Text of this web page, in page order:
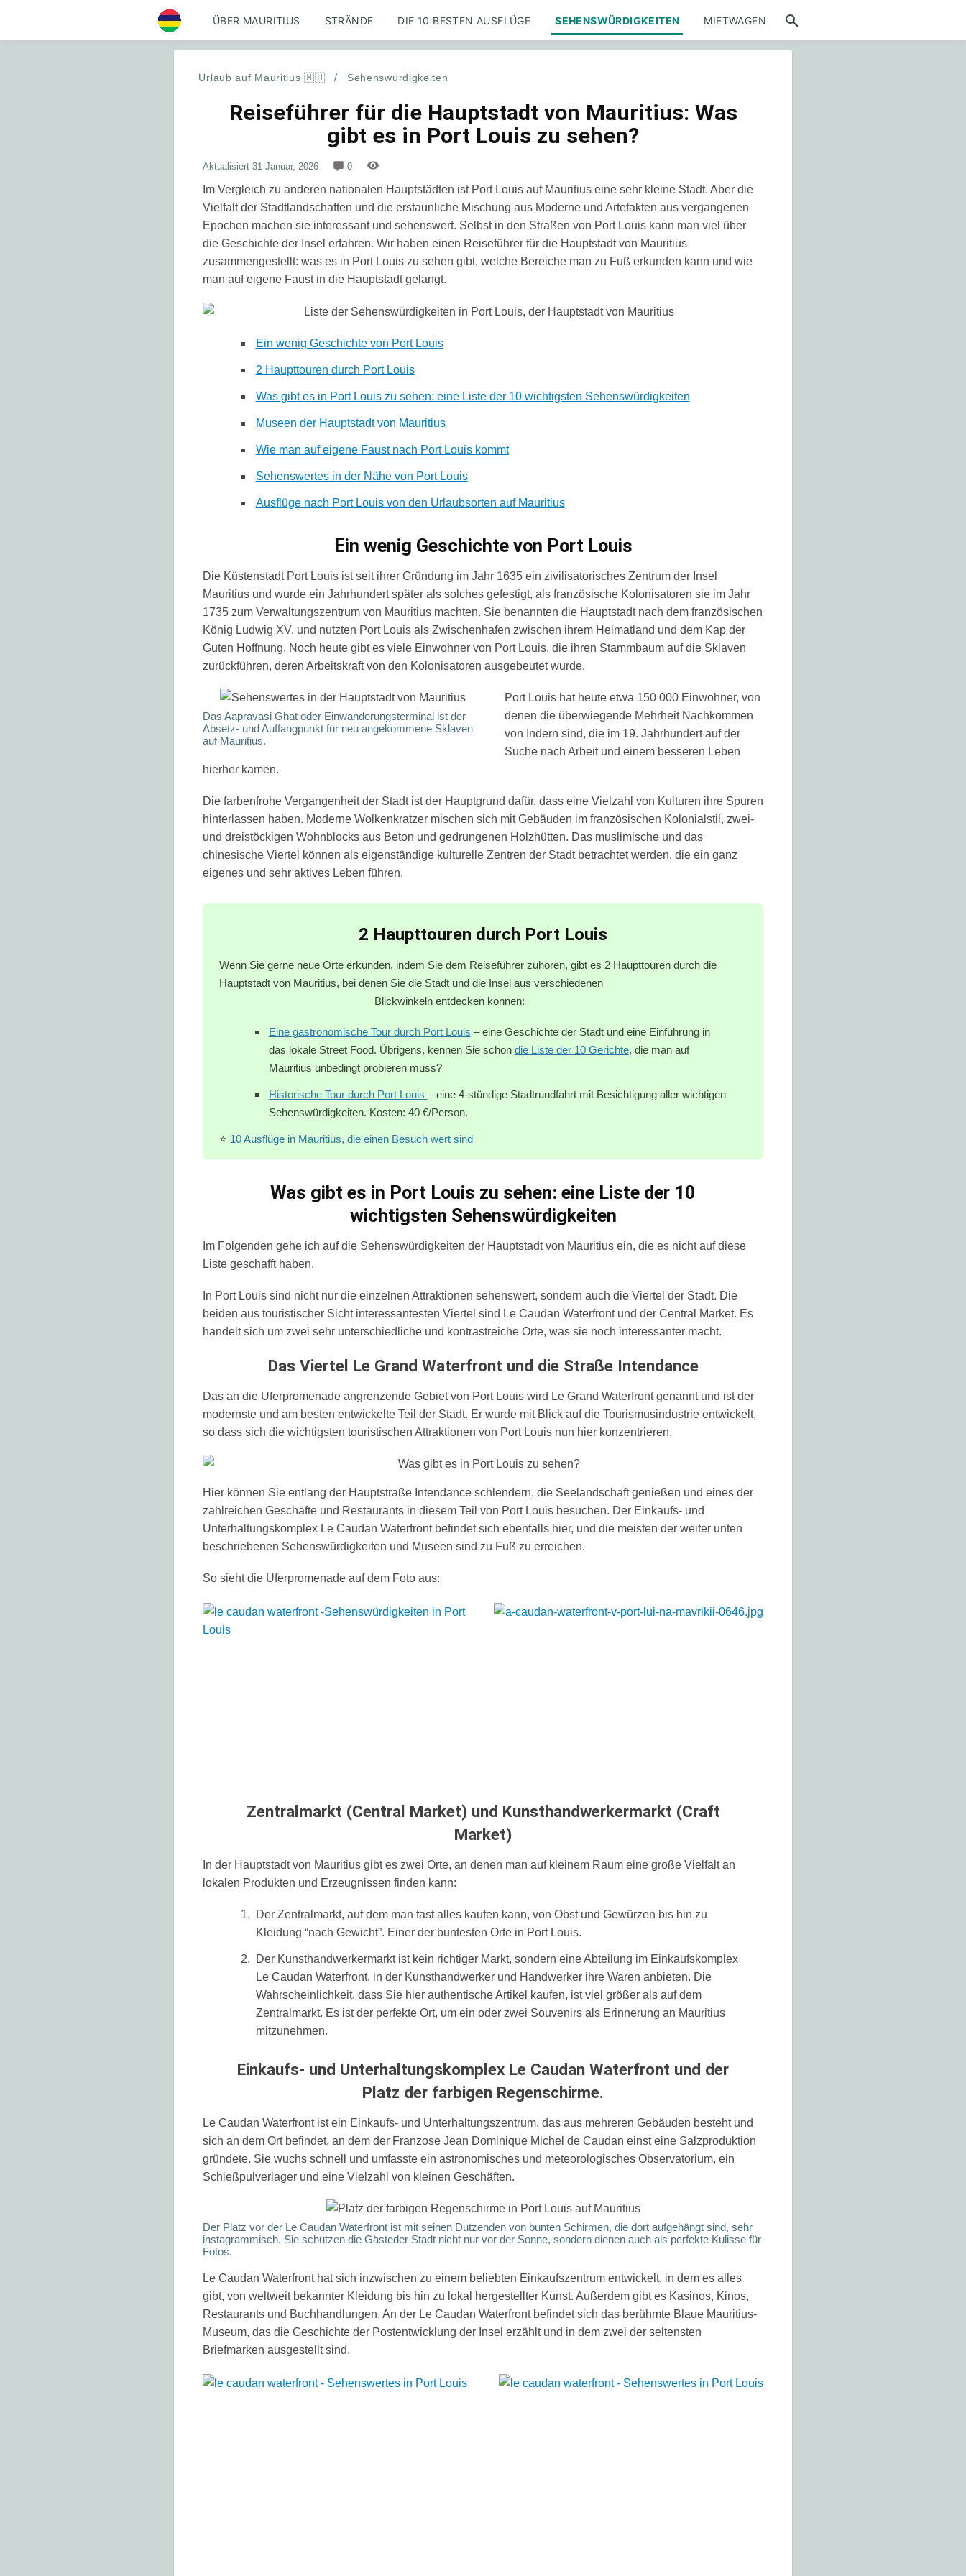
ÜBER MAURITIUS STRÄNDE DIE 10 BESTEN AUSFLÜGE SEHENSWÜRDIGKEITEN MIETWAGEN
Urlaub auf Mauritius 🇲🇺 / Sehenswürdigkeiten
Reiseführer für die Hauptstadt von Mauritius: Was
gibt es in Port Louis zu sehen?
Aktualisiert 31 Januar, 2026 0
Im Vergleich zu anderen nationalen Hauptstädten ist Port Louis auf Mauritius eine sehr kleine Stadt. Aber die
Vielfalt der Stadtlandschaften und die erstaunliche Mischung aus Moderne und Artefakten aus vergangenen
Epochen machen sie interessant und sehenswert. Selbst in den Straßen von Port Louis kann man viel über
die Geschichte der Insel erfahren. Wir haben einen Reiseführer für die Hauptstadt von Mauritius
zusammengestellt: was es in Port Louis zu sehen gibt, welche Bereiche man zu Fuß erkunden kann und wie
man auf eigene Faust in die Hauptstadt gelangt.
Ein wenig Geschichte von Port Louis
2 Haupttouren durch Port Louis
Was gibt es in Port Louis zu sehen: eine Liste der 10 wichtigsten Sehenswürdigkeiten
Museen der Hauptstadt von Mauritius
Wie man auf eigene Faust nach Port Louis kommt
Sehenswertes in der Nähe von Port Louis
Ausflüge nach Port Louis von den Urlaubsorten auf Mauritius
Ein wenig Geschichte von Port Louis
Die Küstenstadt Port Louis ist seit ihrer Gründung im Jahr 1635 ein zivilisatorisches Zentrum der Insel
Mauritius und wurde ein Jahrhundert später als solches gefestigt, als französische Kolonisatoren sie im Jahr
1735 zum Verwaltungszentrum von Mauritius machten. Sie benannten die Hauptstadt nach dem französischen
König Ludwig XV. und nutzten Port Louis als Zwischenhafen zwischen ihrem Heimatland und dem Kap der
Guten Hoffnung. Noch heute gibt es viele Einwohner von Port Louis, die ihren Stammbaum auf die Sklaven
zurückführen, deren Arbeitskraft von den Kolonisatoren ausgebeutet wurde.
Das Aapravasi Ghat oder Einwanderungsterminal ist der
Absetz- und Auffangpunkt für neu angekommene Sklaven
auf Mauritius.
Port Louis hat heute etwa 150 000 Einwohner, von
denen die überwiegende Mehrheit Nachkommen
von Indern sind, die im 19. Jahrhundert auf der
Suche nach Arbeit und einem besseren Leben
hierher kamen.
Die farbenfrohe Vergangenheit der Stadt ist der Hauptgrund dafür, dass eine Vielzahl von Kulturen ihre Spuren
hinterlassen haben. Moderne Wolkenkratzer mischen sich mit Gebäuden im französischen Kolonialstil, zwei-
und dreistöckigen Wohnblocks aus Beton und gedrungenen Holzhütten. Das muslimische und das
chinesische Viertel können als eigenständige kulturelle Zentren der Stadt betrachtet werden, die ein ganz
eigenes und sehr aktives Leben führen.
2 Haupttouren durch Port Louis
Wenn Sie gerne neue Orte erkunden, indem Sie dem Reiseführer zuhören, gibt es 2 Haupttouren durch die
Hauptstadt von Mauritius, bei denen Sie die Stadt und die Insel aus verschiedenen
Blickwinkeln entdecken können:
Eine gastronomische Tour durch Port Louis –eine Geschichte der Stadt und eine Einführung in
das lokale Street Food. Übrigens, kennen Sie schon die Liste der 10 Gerichte, die man auf
Mauritius unbedingt probieren muss?
Historische Tour durch Port Louis – eine 4-stündige Stadtrundfahrt mit Besichtigung aller wichtigen
Sehenswürdigkeiten. Kosten: 40 €/Person.
⭐ 10 Ausflüge in Mauritius, die einen Besuch wert sind
Was gibt es in Port Louis zu sehen: eine Liste der 10
wichtigsten Sehenswürdigkeiten
Im Folgenden gehe ich auf die Sehenswürdigkeiten der Hauptstadt von Mauritius ein, die es nicht auf diese
Liste geschafft haben.
In Port Louis sind nicht nur die einzelnen Attraktionen sehenswert, sondern auch die Viertel der Stadt. Die
beiden aus touristischer Sicht interessantesten Viertel sind Le Caudan Waterfront und der Central Market. Es
handelt sich um zwei sehr unterschiedliche und kontrastreiche Orte, was sie noch interessanter macht.
Das Viertel Le Grand Waterfront und die Straße Intendance
Das an die Uferpromenade angrenzende Gebiet von Port Louis wird Le Grand Waterfront genannt und ist der
modernste und am besten entwickelte Teil der Stadt. Er wurde mit Blick auf die Tourismusindustrie entwickelt,
so dass sich die wichtigsten touristischen Attraktionen von Port Louis nun hier konzentrieren.
Hier können Sie entlang der Hauptstraße Intendance schlendern, die Seelandschaft genießen und eines der
zahlreichen Geschäfte und Restaurants in diesem Teil von Port Louis besuchen. Der Einkaufs- und
Unterhaltungskomplex Le Caudan Waterfront befindet sich ebenfalls hier, und die meisten der weiter unten
beschriebenen Sehenswürdigkeiten und Museen sind zu Fuß zu erreichen.
So sieht die Uferpromenade auf dem Foto aus:
Zentralmarkt (Central Market) und Kunsthandwerkermarkt (Craft
Market)
In der Hauptstadt von Mauritius gibt es zwei Orte, an denen man auf kleinem Raum eine große Vielfalt an
lokalen Produkten und Erzeugnissen finden kann:
Der Zentralmarkt, auf dem man fast alles kaufen kann, von Obst und Gewürzen bis hin zu
Kleidung “nach Gewicht”. Einer der buntesten Orte in Port Louis.
Der Kunsthandwerkermarktist kein richtiger Markt, sondern eine Abteilung im Einkaufskomplex
Le Caudan Waterfront, in der Kunsthandwerker und Handwerker ihre Waren anbieten. Die
Wahrscheinlichkeit, dass Sie hier authentische Artikel kaufen, ist viel größer als auf dem
Zentralmarkt. Es ist der perfekte Ort, um ein oder zwei Souvenirs als Erinnerung an Mauritius
mitzunehmen.
Einkaufs- und Unterhaltungskomplex Le Caudan Waterfront und der
Platz der farbigen Regenschirme.
Le Caudan Waterfront ist ein Einkaufs- und Unterhaltungszentrum, das aus mehreren Gebäuden besteht und
sich an dem Ort befindet, an dem der Franzose Jean Dominique Michel de Caudan einst eine Salzproduktion
gründete. Sie wuchs schnell und umfasste ein astronomisches und meteorologisches Observatorium, ein
Schießpulverlager und eine Vielzahl von kleinen Geschäften.
Der Platz vor der Le Caudan Waterfront ist mit seinen Dutzenden von bunten Schirmen, die dort aufgehängt sind, sehr
instagrammisch. Sie schützen die Gästeder Stadt nicht nur vor der Sonne, sondern dienen auch als perfekte Kulisse für
Fotos.
Le Caudan Waterfront hat sich inzwischen zu einem beliebten Einkaufszentrum entwickelt, in dem es alles
gibt, von weltweit bekannter Kleidung bis hin zu lokal hergestellter Kunst. Außerdem gibt es Kasinos, Kinos,
Restaurants und Buchhandlungen. An der Le Caudan Waterfront befindet sich das berühmte Blaue Mauritius-
Museum, das die Geschichte der Postentwicklung der Insel erzählt und in dem zwei der seltensten
Briefmarken ausgestellt sind.